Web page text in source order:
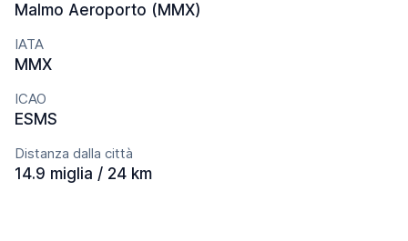
Malmo Aeroporto (MMX)
IATA
MMX
ICAO
ESMS
Distanza dalla città
14.9 miglia / 24 km